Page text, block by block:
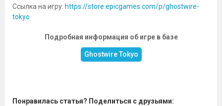
Ссылка на игру: https://store.epicgames.com/p/ghostwire-
tokyo
Подробная информация об игре в базе
Ghostwire Tokyo
Понравилась статья? Поделиться с друзьями: